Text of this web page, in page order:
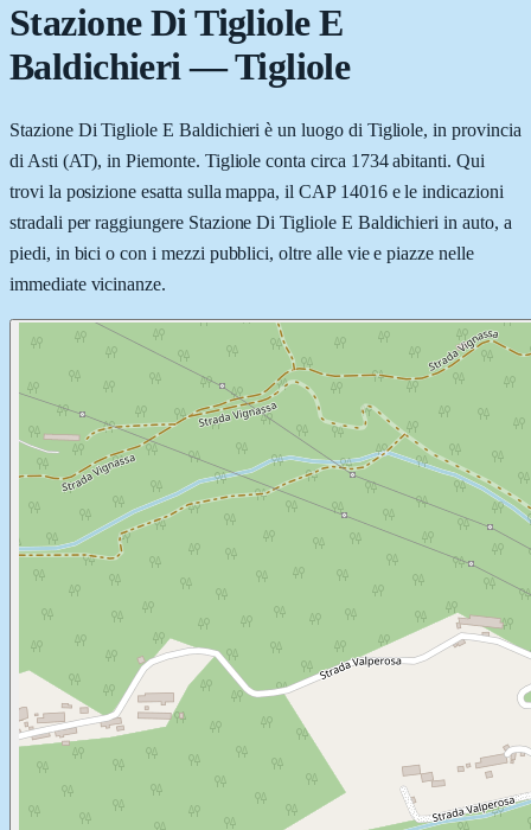
Stazione Di Tigliole E
Baldichieri—Tigliole
Stazione Di Tigliole E Baldichieri è un luogo di Tigliole, in provincia
di Asti (AT), in Piemonte. Tigliole conta circa 1734 abitanti. Qui
trovi la posizione esatta sulla mappa, il CAP 14016 e le indicazioni
stradali per raggiungere Stazione Di Tigliole E Baldichieri in auto, a
piedi, in bici o con i mezzi pubblici, oltre alle vie e piazze nelle
immediate vicinanze.